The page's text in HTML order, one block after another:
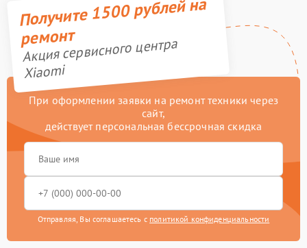
Получите 1500 рублей на
ремонт
Акция сервисного центра
Xiaomi
При оформлении заявки на ремонт техники через
сайт,
действует персональная бессрочная скидка
Отправляя, Вы соглашаетесь с политикой конфиденциальности